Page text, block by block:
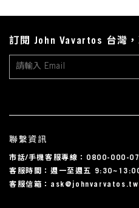
聯繫資訊
市話/手機客服專線：0800-000-
客服時間：週一至週五
客服信箱：ask@johnvarvatos.tw
訂閱 John Vavartos 台灣